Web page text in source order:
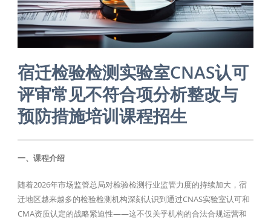
宿迁检验检测实验室CNAS认可
评审常见不符合项分析整改与
预防措施培训课程招生
一、课程介绍
随着2026年市场监管总局对检验检测行业监管力度的持续加大，宿
迁地区越来越多的检验检测机构深刻认识到通过CNAS实验室认可和
CMA资质认定的战略紧迫性——这不仅关乎机构的合法合规运营和